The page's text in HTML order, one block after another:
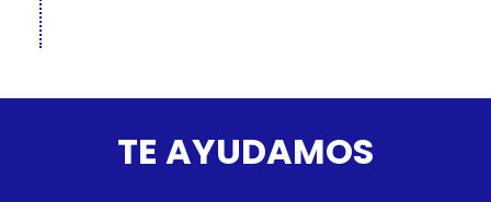
TE AYUDAMOS